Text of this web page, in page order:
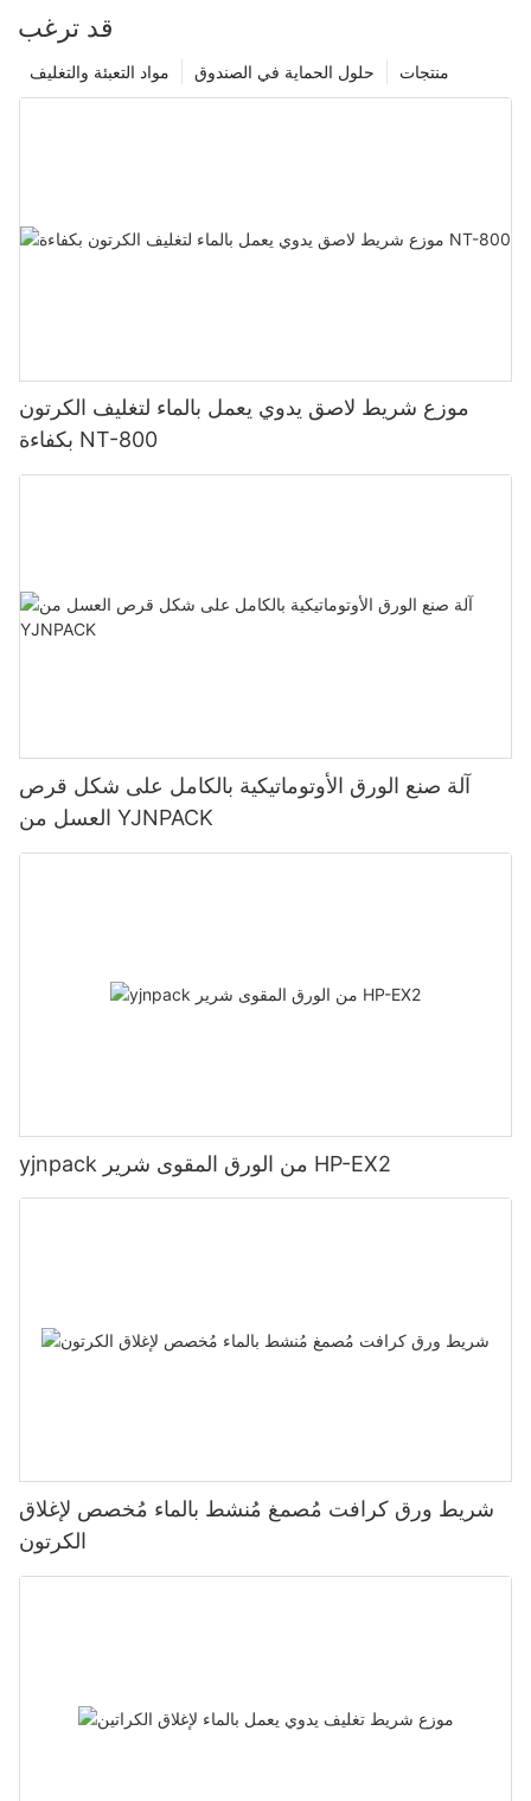
قد ترغب
منتجات حلول الحماية في الصندوق مواد التعبئة والتغليف
موزع شريط لاصق يدوي يعمل بالماء لتغليف الكرتون
بكفاءة NT-800
آلة صنع الورق الأوتوماتيكية بالكامل على شكل قرص
العسل من YJNPACK
yjnpack من الورق المقوى شرير HP-EX2
شريط ورق كرافت مُصمغ مُنشط بالماء مُخصص لإغلاق
الكرتون